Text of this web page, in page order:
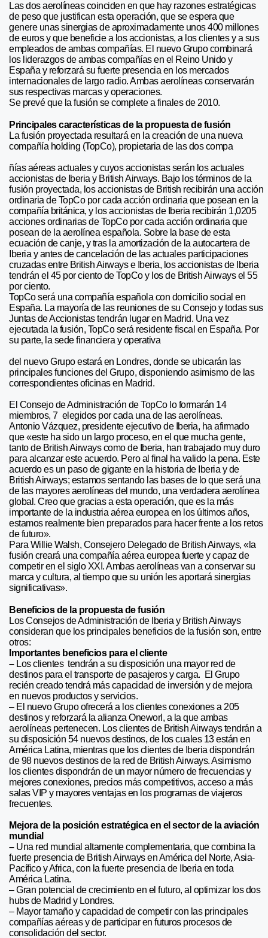
Las dos aerolíneas coinciden en que hay razones estratégicas
de peso que justifican esta operación, que se espera que
genere unas sinergias de aproximadamente unos 400 millones
de euros y que beneficie a los accionistas, a los clientes y a sus
empleados de ambas compañías. El nuevo Grupo combinará
los liderazgos de ambas compañías en el Reino Unido y
España y reforzará su fuerte presencia en los mercados
internacionales de largo radio. Ambas aerolíneas conservarán
sus respectivas marcas y operaciones.
Se prevé que la fusión se complete a finales de 2010.
Principales características de la propuesta de fusión
La fusión proyectada resultará en la creación de una nueva
compañía holding (TopCo), propietaria de las dos compa
ñías aéreas actuales y cuyos accionistas serán los actuales
accionistas de Iberia y British Airways. Bajo los términos de la
fusión proyectada, los accionistas de British recibirán una acción
ordinaria de TopCo por cada acción ordinaria que posean en la
compañía británica, y los accionistas de Iberia recibirán 1,0205
acciones ordinarias de TopCo por cada acción ordinaria que
posean de la aerolínea española. Sobre la base de esta
ecuación de canje, y tras la amortización de la autocartera de
Iberia y antes de cancelación de las actuales participaciones
cruzadas entre British Airways e Iberia, los accionistas de Iberia
tendrán el 45 por ciento de TopCo y los de British Airways el 55
por ciento.
TopCo será una compañía española con domicilio social en
España. La mayoría de las reuniones de su Consejo y todas sus
Juntas de Accionistas tendrán lugar en Madrid. Una vez
ejecutada la fusión, TopCo será residente fiscal en España. Por
su parte, la sede financiera y operativa
del nuevo Grupo estará en Londres, donde se ubicarán las
principales funciones del Grupo, disponiendo asimismo de las
correspondientes oficinas en Madrid.
El Consejo de Administración de TopCo lo formarán 14
miembros, 7 elegidos por cada una de las aerolíneas.
Antonio Vázquez, presidente ejecutivo de Iberia, ha afirmado
que «este ha sido un largo proceso, en el que mucha gente,
tanto de British Airways como de Iberia, han trabajado muy duro
para alcanzar este acuerdo. Pero al final ha valido la pena. Este
acuerdo es un paso de gigante en la historia de Iberia y de
British Airways; estamos sentando las bases de lo que será una
de las mayores aerolíneas del mundo, una verdadera aerolínea
global. Creo que gracias a esta operación, que es la más
importante de la industria aérea europea en los últimos años,
estamos realmente bien preparados para hacer frente a los retos
de futuro».
Para Willie Walsh, Consejero Delegado de British Airways, «la
fusión creará una compañía aérea europea fuerte y capaz de
competir en el siglo XXI. Ambas aerolíneas van a conservar su
marca y cultura, al tiempo que su unión les aportará sinergias
significativas».
Beneficios de la propuesta de fusión
Los Consejos de Administración de Iberia y British Airways
consideran que los principales beneficios de la fusión son, entre
otros:
Importantes beneficios para el cliente
– Los clientes tendrán a su disposición una mayor red de
destinos para el transporte de pasajeros y carga. El Grupo
recién creado tendrá más capacidad de inversión y de mejora
en nuevos productos y servicios.
– El nuevo Grupo ofrecerá a los clientes conexiones a 205
destinos y reforzará la alianza Oneworl, a la que ambas
aerolíneas pertenecen. Los clientes de British Airways tendrán a
su disposición 54 nuevos destinos, de los cuales 13 están en
América Latina, mientras que los clientes de Iberia dispondrán
de 98 nuevos destinos de la red de British Airways. Asimismo
los clientes dispondrán de un mayor número de frecuencias y
mejores conexiones, precios más competitivos, acceso a más
salas VIP y mayores ventajas en los programas de viajeros
frecuentes.
Mejora de la posición estratégica en el sector de la aviación
mundial
– Una red mundial altamente complementaria, que combina la
fuerte presencia de British Airways en América del Norte, Asia-
Pacífico y Africa, con la fuerte presencia de Iberia en toda
América Latina.
– Gran potencial de crecimiento en el futuro, al optimizar los dos
hubs de Madrid y Londres.
– Mayor tamaño y capacidad de competir con las principales
compañías aéreas y de participar en futuros procesos de
consolidación del sector.